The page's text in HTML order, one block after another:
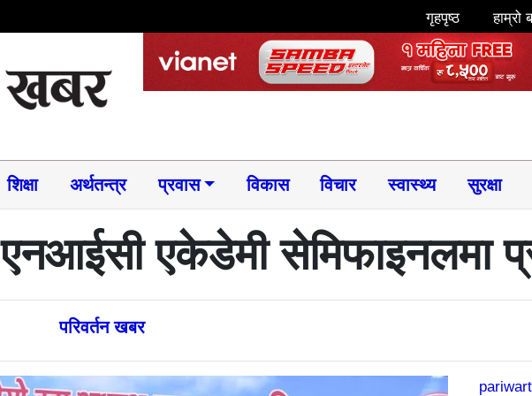
गृहपृष्ठ हाम्रो
शिक्षा अर्थतन्त्र प्रवास विकास विचार स्वास्थ्य सुरक्षा
एनआईसी एकेडेमी सेमिफाइनलमा
परिवर्तन खबर